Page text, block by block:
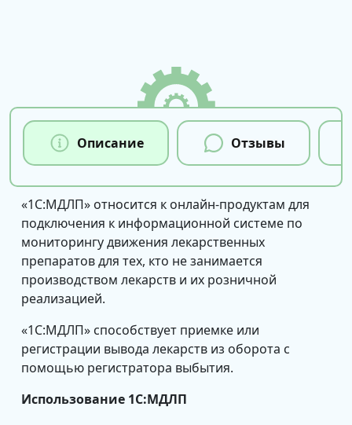
Описание Отзывы
«1С:МДЛП» относится к онлайн-продуктам для
подключения к информационной системе по
мониторингу движения лекарственных
препаратов для тех, кто не занимается
производством лекарств и их розничной
реализацией.
«1С:МДЛП» способствует приемке или
регистрации вывода лекарств из оборота с
помощью регистратора выбытия.
Использование 1С:МДЛП